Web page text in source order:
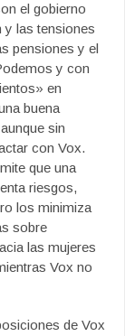
el gobierno
y las tensiones
pensiones y el
y con
en
buena
sin
con Vox.
que una
riesgos,
los minimiza
sobre
las mujeres
Vox no
de Vox